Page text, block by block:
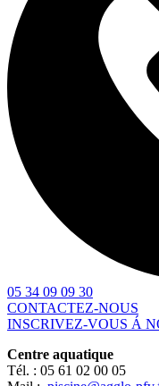
05 34 09 09 30
CONTACTEZ-NOUS
INSCRIVEZ-VOUS Á
Centre aquatique
Tél. : 05 61 02 00 05